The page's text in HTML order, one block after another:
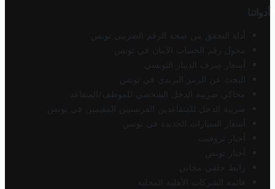
أدواتنا
أداة التحقق من صحة الرقم الضريبي تونس
محول رقم الحساب الآيبان في تونس
أسعار صرف الدينار التونسي
البحث عن الرمز البريدي في تونس
محاكي ضريبة الدخل الشخصي للموظف/المتقاعد
ضريبة الدخل للمتقاعدين الفرنسيين المقيمين في تونس
أسعار السيارات الجديدة في تونس
أخبار تروفيت
أخبار تونس
رابط خلفي مجاني
قائمة الشركات الأهلية المحلية